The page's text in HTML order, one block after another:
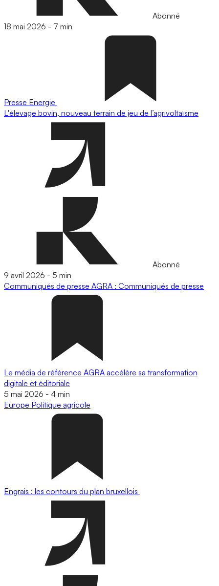
Abonné
18 mai 2026 - 7 min
Presse Energie
L'élevage bovin, nouveau terrain de jeu de l’agrivoltaïsme
Abonné
9 avril 2026 - 5 min
Communiqués de presse AGRA : Communiqués de presse
Le média de référence AGRA accélère sa transformation
digitale et éditoriale
5 mai 2026 - 4 min
Europe Politique agricole
Engrais : les contours du plan bruxellois